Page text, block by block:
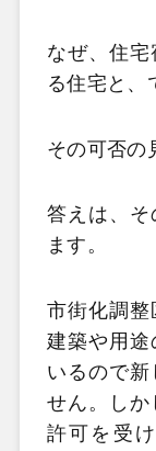
なぜ、住
る住宅と、
その可否の
答えは、そ
ます。
市街化調
建築や用
いるので
せん。し
許可を受